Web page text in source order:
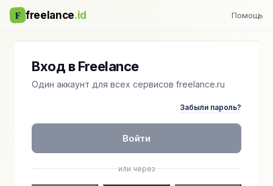
F freelance.id Помощь
Вход в Freelance
Один аккаунт для всех сервисов freelance.ru
Забыли пароль?
Войти
или через